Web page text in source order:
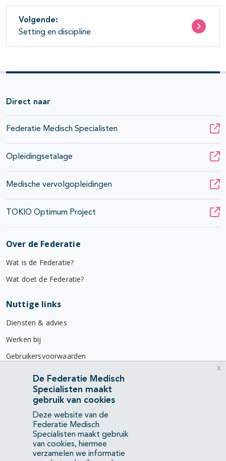
Volgende:
Setting en discipline
Direct naar
Federatie Medisch Specialisten
Opleidingsetalage
Medische vervolgopleidingen
TOKIO Optimum Project
Over de Federatie
Wat is de Federatie?
Wat doet de Federatie?
Nuttige links
Diensten & advies
Werken bij
Gebruikersvoorwaarden
Privacyverklaring
Contact
Mercatorlaan 1200
3528 BL Utrecht
(088) 505 34 34
De Federatie Medisch
Specialisten maakt
gebruik van cookies
Deze website van de
Federatie Medisch
Specialisten maakt gebruik
van cookies, hiermee
verzamelen we informatie
x